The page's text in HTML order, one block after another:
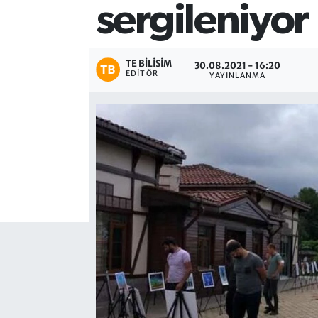
sergileniyor
TE BILISIM
EDITÖR
30.08.2021 - 16:20
YAYINLANMA